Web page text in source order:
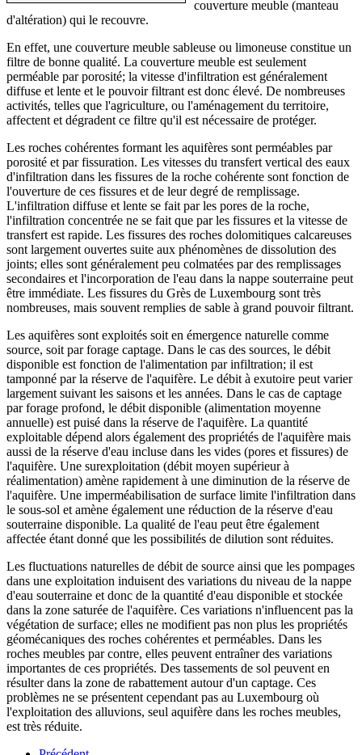
couverture meuble (manteau
d'altération) qui le recouvre.
En effet, une couverture meuble sableuse ou limoneuse constitue un
filtre de bonne qualité. La couverture meuble est seulement
perméable par porosité; la vitesse d'infiltration est généralement
diffuse et lente et le pouvoir filtrant est donc élevé. De nombreuses
activités, telles que l'agriculture, ou l'aménagement du territoire,
affectent et dégradent ce filtre qu'il est nécessaire de protéger.
Les roches cohérentes formant les aquifères sont perméables par
porosité et par fissuration. Les vitesses du transfert vertical des eaux
d'infiltration dans les fissures de la roche cohérente sont fonction de
l'ouverture de ces fissures et de leur degré de remplissage.
L'infiltration diffuse et lente se fait par les pores de la roche,
l'infiltration concentrée ne se fait que par les fissures et la vitesse de
transfert est rapide. Les fissures des roches dolomitiques calcareuses
sont largement ouvertes suite aux phénomènes de dissolution des
joints; elles sont généralement peu colmatées par des remplissages
secondaires et l'incorporation de l'eau dans la nappe souterraine peut
être immédiate. Les fissures du Grès de Luxembourg sont très
nombreuses, mais souvent remplies de sable à grand pouvoir filtrant.
Les aquifères sont exploités soit en émergence naturelle comme
source, soit par forage captage. Dans le cas des sources, le débit
disponible est fonction de l'alimentation par infiltration; il est
tamponné par la réserve de l'aquifère. Le débit à exutoire peut varier
largement suivant les saisons et les années. Dans le cas de captage
par forage profond, le débit disponible (alimentation moyenne
annuelle) est puisé dans la réserve de l'aquifère. La quantité
exploitable dépend alors également des propriétés de l'aquifère mais
aussi de la réserve d'eau incluse dans les vides (pores et fissures) de
l'aquifère. Une surexploitation (débit moyen supérieur à
réalimentation) amène rapidement à une diminution de la réserve de
l'aquifère. Une imperméabilisation de surface limite l'infiltration dans
le sous-sol et amène également une réduction de la réserve d'eau
souterraine disponible. La qualité de l'eau peut être également
affectée étant donné que les possibilités de dilution sont réduites.
Les fluctuations naturelles de débit de source ainsi que les pompages
dans une exploitation induisent des variations du niveau de la nappe
d'eau souterraine et donc de la quantité d'eau disponible et stockée
dans la zone saturée de l'aquifère. Ces variations n'influencent pas la
végétation de surface; elles ne modifient pas non plus les propriétés
géomécaniques des roches cohérentes et perméables. Dans les
roches meubles par contre, elles peuvent entraîner des variations
importantes de ces propriétés. Des tassements de sol peuvent en
résulter dans la zone de rabattement autour d'un captage. Ces
problèmes ne se présentent cependant pas au Luxembourg où
l'exploitation des alluvions, seul aquifère dans les roches meubles,
est très réduite.